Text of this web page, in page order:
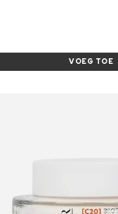
VOEG TOE